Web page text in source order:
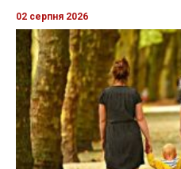
02 серпня 2026